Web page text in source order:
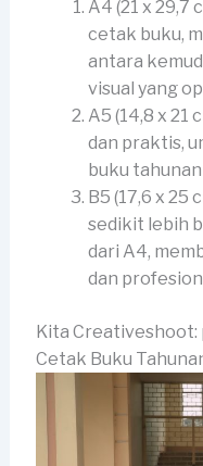
A4 (21 x 29,7
cetak buku,
antara
visual yang
A5 (14,8 x 21
dan praktis,
buku
B5 (17,6 x 25
sedikit lebih
dari A4,
dan
Kita
Cetak Buku